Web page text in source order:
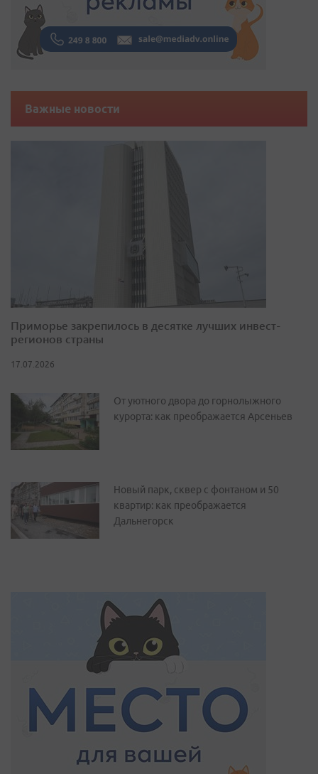
Важные новости
Приморье закрепилось в десятке лучших инвест-
регионов страны
17.07.2026
От уютного двора до горнолыжного
курорта: как преображается Арсеньев
Новый парк, сквер с фонтаном и 50
квартир: как преображается
Дальнегорск